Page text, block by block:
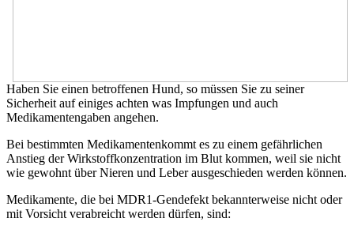
Haben Sie einen betroffenen Hund, so müssen Sie zu seiner
Sicherheit auf einiges achten was Impfungen und auch
Medikamentengaben angehen.
Bei bestimmten Medikamentenkommt es zu einem gefährlichen
Anstieg der Wirkstoffkonzentration im Blut kommen, weil sie nicht
wie gewohnt über Nieren und Leber ausgeschieden werden können.
Medikamente, die bei MDR1-Gendefekt bekannterweise nicht oder
mit Vorsicht verabreicht werden dürfen, sind: